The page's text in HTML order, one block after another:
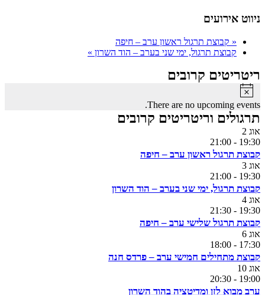
ניווט אירועים
« קבוצת תרגול ראשון ערב – חיפה
קבוצת תרגול, ימי שני בערב – הוד השרון »
ריטריטים קרובים
Notice
There are no upcoming events.
תרגולים וריטריטים קרובים
אוג 2
19:30
-
21:00
קבוצת תרגול ראשון ערב – חיפה
אוג 3
19:30
-
21:00
קבוצת תרגול, ימי שני בערב – הוד השרון
אוג 4
19:30
-
21:30
קבוצת תרגול שלישי ערב – חיפה
אוג 6
17:30
-
18:00
קבוצת מתחילים חמישי ערב – פרדס חנה
אוג 10
19:00
-
20:30
ערב מבוא לזן ומדיטציה בהוד השרון